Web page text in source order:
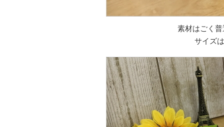
素材はごく
サイズ